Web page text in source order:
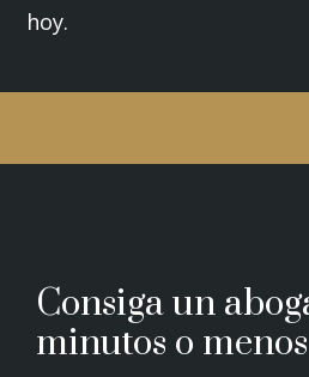
hoy.
Consiga un
minutos o menos